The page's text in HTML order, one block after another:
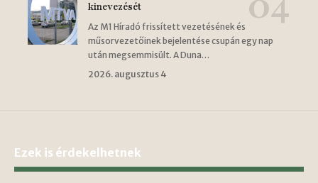
kinevezését
Az M1 Híradó frissített vezetésének és
műsorvezetőinek bejelentése csupán egy nap
után megsemmisült. A Duna…
2026. augusztus 4
Ezek is érdekelhetnek